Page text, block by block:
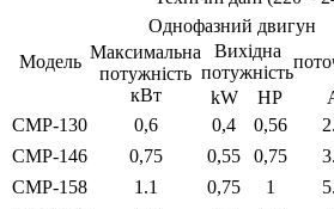
Модель
Однофазний двигун
Максимальна
потужність
кВт
Вихідна
потужність
kW
HP
CMP-130
0,6 0,4 0,56
CMP-146 0,75 0,55 0,75
CMP-158
1.1 0,75 1